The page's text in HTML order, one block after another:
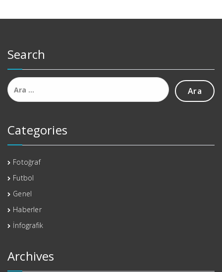
Search
Arama:
Categories
Fotoğraf
Futbol
Genel
Haberler
İnfografik
Archives